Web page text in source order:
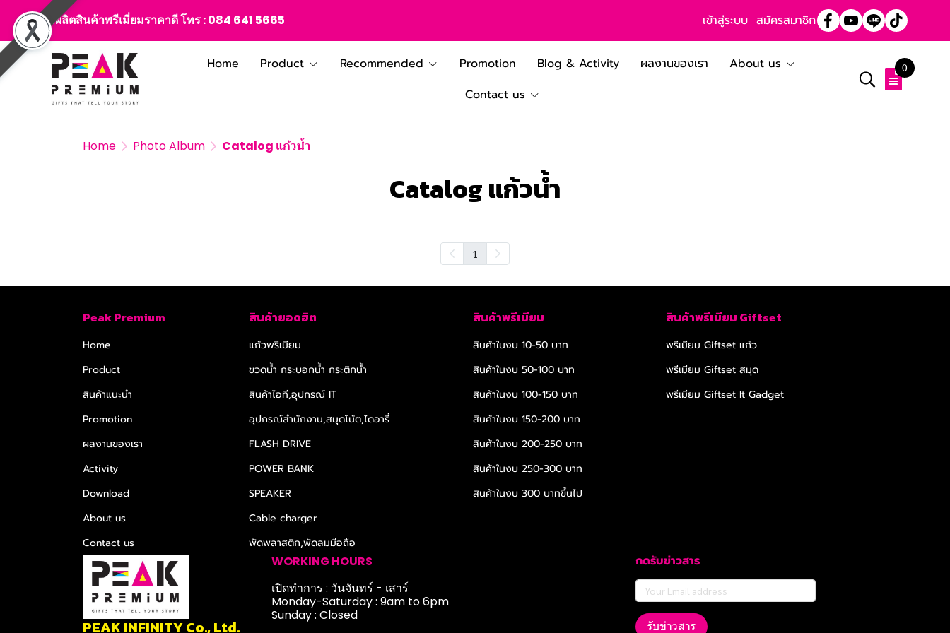
สั่งผลิตสินค้าพรีเมี่ยมราคาดี โทร :084 641 5665 เข้าสู่ระบบ สมัครสมาชิก
Home Product Recommended Promotion Blog & Activity ผลงานของเรา
About us
Contact us
0
Home Photo Album Catalog แก้วน้ำ
Catalog แก้วน้ำ
1
Peak Premium
Home
Product
สินค้าแนะนำ
Promotion
ผลงานของเรา
Activity
Download
About us
Contact us
สินค้ายอดฮิต
แก้วพรีเมียม
ขวดน้ำ กระบอกน้ำ กระติกน้ำ
สินค้าไอที,อุปกรณ์ IT
อุปกรณ์สำนักงาน,สมุดโน้ต,ไดอารี่
FLASH DRIVE
POWER BANK
SPEAKER
Cable charger
พัดพลาสติก,พัดลมมือถือ
สินค้าพรีเมียม
สินค้าในงบ 10-50 บาท
สินค้าในงบ 50-100 บาท
สินค้าในงบ 100-150 บาท
สินค้าในงบ 150-200 บาท
สินค้าในงบ 200-250 บาท
สินค้าในงบ 250-300 บาท
สินค้าในงบ 300 บาทขึ้นไป
สินค้าพรีเมียม Giftset
พรีเมียม Giftset แก้ว
พรีเมียม Giftset สมุด
พรีเมียม Giftset It Gadget
PEAK INFINITY Co., Ltd.
WORKING HOURS
เปิดทำการ : วันจันทร์ - เสาร์
Monday-Saturday : 9am to 6pm
Sunday : Closed
กดรับข่าวสาร
รับข่าวสาร